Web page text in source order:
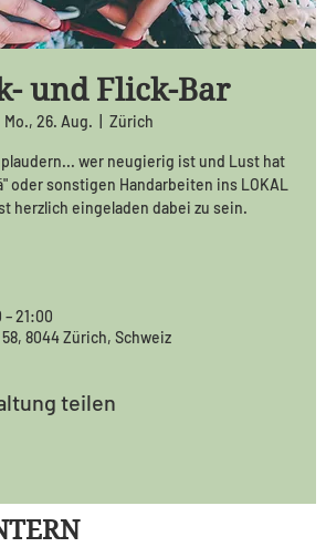
und Flick-Bar
Mo., 26. Aug. Zürich
wer neugierig ist und Lust hat
oder sonstigen Handarbeiten ins LOKAL
herzlich eingeladen dabei zu sein.
21:00
8044 Zürich, Schweiz
teilen